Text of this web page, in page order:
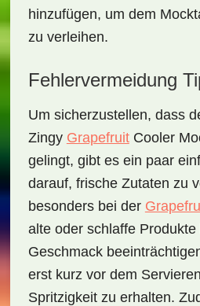
hinzufügen, um dem
zu verleihen.
Fehlervermeidung
Um sicherzustellen, dass
Zingy GrapefruitCooler
gelingt, gibt es ein paar
darauf, frische Zutaten zu
besonders bei der
alte oder schlaffe Produkte
Geschmack
erst kurz vor dem
Spritzigkeit zu erhalten.